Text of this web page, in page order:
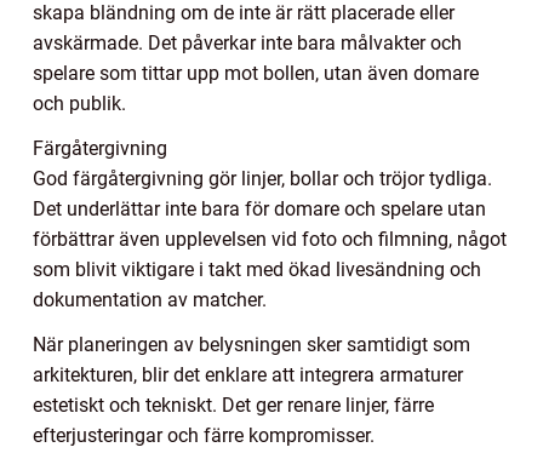
skapa bländning om de inte är rätt placerade eller
avskärmade. Det påverkar inte bara målvakter och
spelare som tittar upp mot bollen, utan även domare
och publik.
Färgåtergivning
God färgåtergivning gör linjer, bollar och tröjor tydliga.
Det underlättar inte bara för domare och spelare utan
förbättrar även upplevelsen vid foto och filmning, något
som blivit viktigare i takt med ökad livesändning och
dokumentation av matcher.
När planeringen av belysningen sker samtidigt som
arkitekturen, blir det enklare att integrera armaturer
estetiskt och tekniskt. Det ger renare linjer, färre
efterjusteringar och färre kompromisser.